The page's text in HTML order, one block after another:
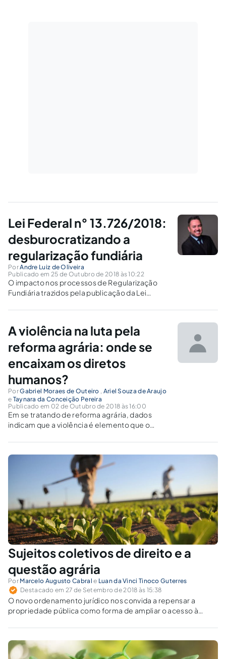
Lei Federal n° 13.726/2018:
desburocratizando a
regularização fundiária
PorAndre Luiz de Oliveira
Publicado em 25 de Outubro de 2018 às 10:22
O impacto nos processos de Regularização
Fundiária trazidos pela publicação da Lei
A violência na luta pela
reforma agrária: onde se
encaixam os diretos
humanos?
PorGabriel Moraes de Outeiro , Ariel Souza de Araujo
e Taynara da Conceição Pereira
Publicado em 02 de Outubro de 2018 às 16:00
Em se tratando de reforma agrária, dados
indicam que a violência é elemento que o
Assassinatos, chacinas, trabalho análogo à
escravidão...
Sujeitos coletivos de direito e a
questão agrária
Por Marcelo Augusto Cabral e Luan da Vinci Tinoco Guterres
Destacado em 27 de Setembro de 2018 às 15:38
O novo ordenamento jurídico nos convida a repensar a
propriedade pública como forma de ampliar o acesso à
a construção de uma sociedade mais pluralista e
humanitária.